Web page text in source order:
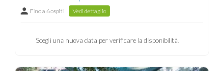
Fino a 6 ospiti Vedi dettaglio
Scegli una nuova data per verificare la disponibilità!